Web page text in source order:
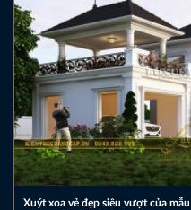
Xuýt xoa vẻ đẹp siêu vượt của